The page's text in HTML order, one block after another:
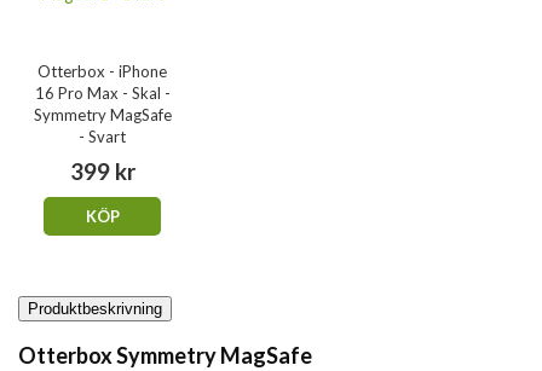
Otterbox - iPhone
16 Pro Max - Skal -
Symmetry MagSafe
- Svart
399 kr
KÖP
Produktbeskrivning
Otterbox Symmetry MagSafe